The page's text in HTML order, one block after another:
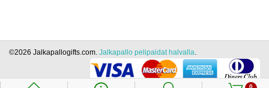
0
©2026 Jalkapallogifts.com. Jalkapallo pelipaidat halvalla.